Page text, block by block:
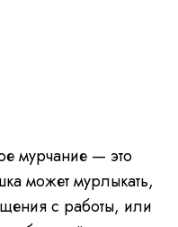
мурчание — это
может мурлыкать,
с работы, или